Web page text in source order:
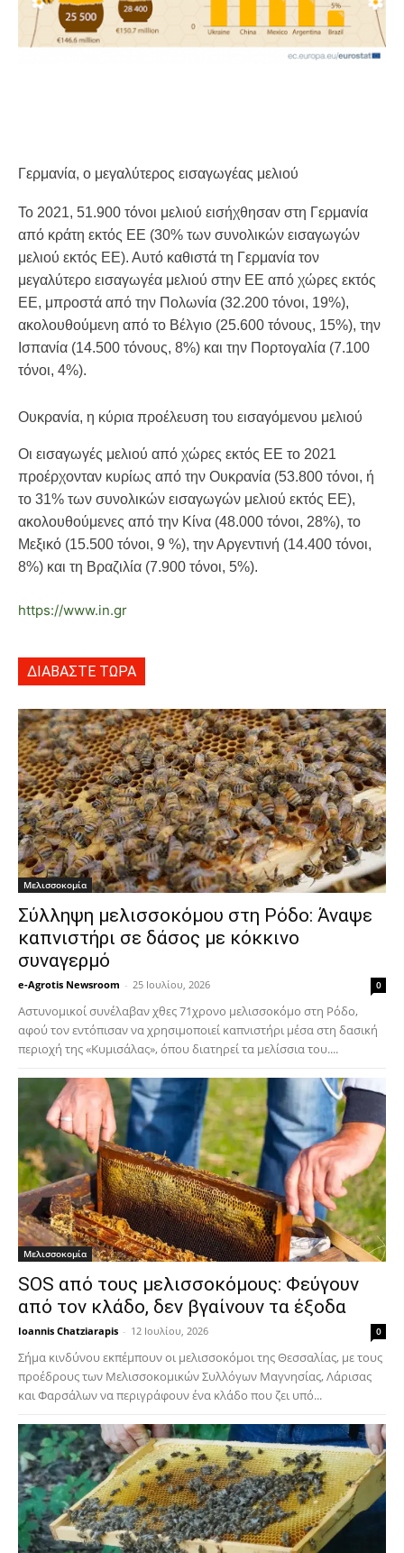
Γερμανία, ο μεγαλύτερος εισαγωγέας μελιού
Το 2021, 51.900 τόνοι μελιού εισήχθησαν στη Γερμανία
από κράτη εκτός ΕΕ (30% των συνολικών εισαγωγών
μελιού εκτός ΕΕ). Αυτό καθιστά τη Γερμανία τον
μεγαλύτερο εισαγωγέα μελιού στην ΕΕ από χώρες εκτός
ΕΕ, μπροστά από την Πολωνία (32.200 τόνοι, 19%),
ακολουθούμενη από το Βέλγιο (25.600 τόνους, 15%), την
Ισπανία (14.500 τόνους, 8%) και την Πορτογαλία (7.100
τόνοι, 4%).
Ουκρανία, η κύρια προέλευση του εισαγόμενου μελιού
Οι εισαγωγές μελιού από χώρες εκτός ΕΕ το 2021
προέρχονταν κυρίως από την Ουκρανία (53.800 τόνοι, ή
το 31% των συνολικών εισαγωγών μελιού εκτός ΕΕ),
ακολουθούμενες από την Κίνα (48.000 τόνοι, 28%), το
Μεξικό (15.500 τόνοι, 9 %), την Αργεντινή (14.400 τόνοι,
8%) και τη Βραζιλία (7.900 τόνοι, 5%).
https://www.in.gr
ΔΙΑΒΑΣΤΕ ΤΩΡΑ
Μελισσοκομία
Σύλληψη μελισσοκόμου στη Ρόδο: Άναψε
καπνιστήρι σε δάσος με κόκκινο
συναγερμό
e-Agrotis Newsroom - 25 Ιουλίου, 2026 0
Αστυνομικοί συνέλαβαν χθες 71χρονο μελισσοκόμο στη Ρόδο,
αφού τον εντόπισαν να χρησιμοποιεί καπνιστήρι μέσα στη δασική
περιοχή της «Κυμισάλας», όπου διατηρεί τα μελίσσια του....
Μελισσοκομία
SOS από τους μελισσοκόμους: Φεύγουν
από τον κλάδο, δεν βγαίνουν τα έξοδα
Ioannis Chatziarapis - 12 Ιουλίου, 2026 0
Σήμα κινδύνου εκπέμπουν οι μελισσοκόμοι της Θεσσαλίας, με τους
προέδρους των Μελισσοκομικών Συλλόγων Μαγνησίας, Λάρισας
και Φαρσάλων να περιγράφουν ένα κλάδο που ζει υπό...